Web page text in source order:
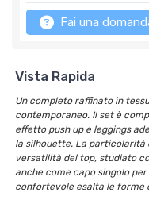
Fai una
Vista Rapida
Un completo raffinato in
contemporaneo. Il set è
effetto push up e leggings
la silhouette. La particolarità
versatilità del top, studiato
anche come capo singolo
confortevole esalta le forme